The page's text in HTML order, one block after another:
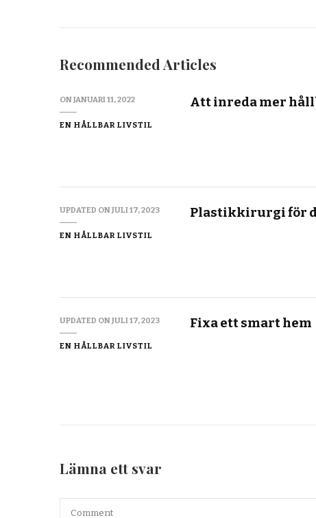
Recommended Articles
ONJANUARI 11, 2022
EN HÅLLBAR LIVSTIL
Att inreda mer
UPDATED ONJULI 17, 2023
EN HÅLLBAR LIVSTIL
Plastikkirurgi för
UPDATED ONJULI 17, 2023
EN HÅLLBAR LIVSTIL
Fixa ett smart hem
Lämna ett svar